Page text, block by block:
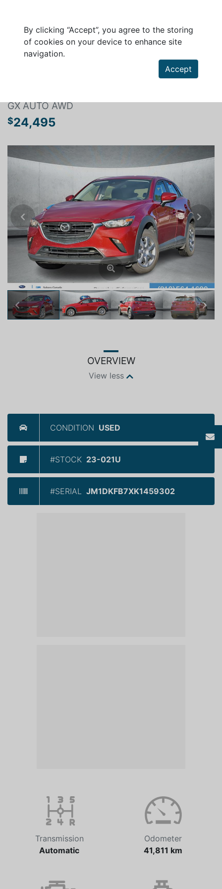
By clicking “Accept”, you agree to the storing
of cookies on your device to enhance site
navigation.
Accept
GX AUTO AWD
$24,495
Previous Next
Previous Next
OVERVIEW
View less
CONDITION USED
#STOCK 23-021U
#SERIAL JM1DKFB7XK1459302
Automatic
41,811 km